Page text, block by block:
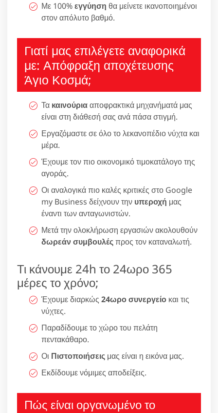
Με 100%εγγύηση θα μείνετε ικανοποιημένοι
στον απόλυτο βαθμό.
Γιατί μας επιλέγετε αναφορικά
με: Απόφραξη αποχέτευσης
Άγιο Κοσμά;
Τα καινούριααποφρακτικά μηχανήματά μας
είναι στη διάθεσή σας ανά πάσα στιγμή.
Εργαζόμαστε σε όλο το λεκανοπέδιο νύχτα και
μέρα.
Έχουμε τον πιο οικονομικό τιμοκατάλογο της
αγοράς.
Οι αναλογικά πιο καλές κριτικές στο Google
my Business δείχνουν την υπεροχή μας
έναντι των ανταγωνιστών.
Μετά την ολοκλήρωση εργασιών ακολουθούν
δωρεάν συμβουλέςπρος τον καταναλωτή.
Τι κάνουμε 24h το 24ωρο 365
μέρες το χρόνο;
Έχουμε διαρκώς 24ωρο συνεργείο και τις
νύχτες.
Παραδίδουμε το χώρο του πελάτη
πεντακάθαρο.
Οι Πιστοποιήσεις μας είναι η εικόνα μας.
Εκδίδουμε νόμιμες αποδείξεις.
Πώς είναι οργανωμένο το